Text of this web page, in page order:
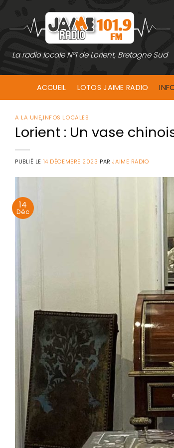
contenu
La radio locale N°1 de Lorient, Bretagne Sud
ACCUEIL LOTOS JAIME RADIO
A LA UNE,INFOS LOCALES
Lorient : Un vase
PUBLIÉ LE 14 DÉCEMBRE 2023 PARJAIME RADIO
14
Déc